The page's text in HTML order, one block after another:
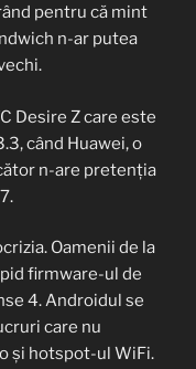
pentru că mint
n-ar putea
Desire Z care este
când Huawei, o
n-are pretenția
Oamenii de la
firmware-ul de
4. Androidul se
care nu
și hotspot-ul WiFi.